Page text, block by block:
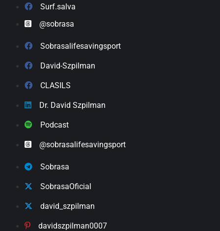
Surf.salva
@sobrasa
Sobrasalifesavingsport
David-Szpilman
CLASILS
Dr. David Szpilman
Podcast
@sobrasalifesavingsport
Sobrasa
SobrasaOficial
david_szpilman
davidszpilman0007